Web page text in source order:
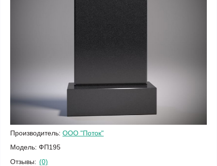
Производитель: ООО "Поток"
Модель: ФП195
Отзывы: (0)